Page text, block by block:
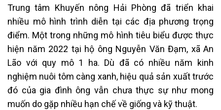
Trung tâm Khuyến nông Hải Phòng đã triển khai
nhiều mô hình trình diễn tại các địa phương trọng
điểm. Một trong những mô hình tiêu biểu được thực
hiện năm 2022 tại hộ ông Nguyễn Văn Đạm, xã An
Lão với quy mô 1 ha. Dù đã có nhiều năm kinh
nghiệm nuôi tôm càng xanh, hiệu quả sản xuất trước
đó của gia đình ông vẫn chưa thực sự như mong
muốn do gặp nhiều hạn chế về giống và kỹ thuật.